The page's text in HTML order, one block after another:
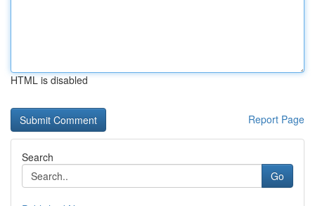
HTML is disabled
Report Page
Search
Go